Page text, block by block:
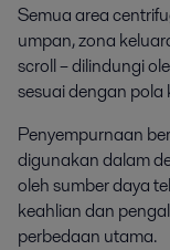
Semua area
umpan, zona
scroll – dilindungi
sesuai dengan pola
Penyempurnaan
digunakan dalam
oleh sumber daya
keahlian dan
perbedaan utama.